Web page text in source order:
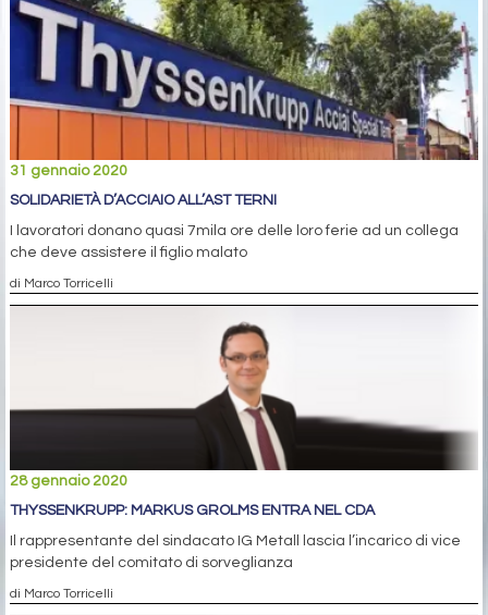
31 gennaio 2020
SOLIDARIETÀ D’ACCIAIO ALL’AST TERNI
I lavoratori donano quasi 7mila ore delle loro ferie ad un collega
che deve assistere il figlio malato
di Marco Torricelli
28 gennaio 2020
THYSSENKRUPP: MARKUS GROLMS ENTRA NEL CDA
Il rappresentante del sindacato IG Metall lascia l’incarico di vice
presidente del comitato di sorveglianza
di Marco Torricelli